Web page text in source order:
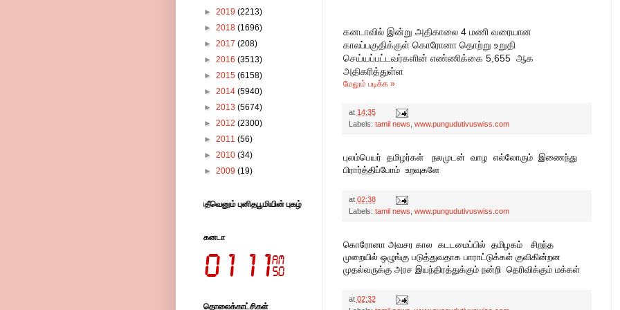
கனடாவில் இன்று அதிகாலை 4 மணி வரையான
காலப்பகுதிக்குள் கொரோனா தொற்று உறுதி
செய்யப்பட்டவர்களின் எண்ணிக்கை 5,655  ஆக
அதிகரித்துள்ள
மேலும் படிக்க »
at 14:35
Labels: tamil news www.pungudutivuswiss.com
புலம்பெயர் தமிழர்கள் நலமுடன் வாழ எல்லோரும் இணைந்து
பிரார்த்திப்போம் உறவுகளே
at 02:38
Labels: tamil news www.pungudutivuswiss.com
கொரோனா அவசர கால கடடமைப்பில் தமிழகம் சிறந்த
முறையில் ஒழுங்கு படுத்துவதாக பாராட்டுக்கள் குவிகின்றன
முதல்வருக்கு அரச இயந்திரத்துக்கும் நன்றி தெரிவிக்கும் மக்கள்
at 02:32
► 2019 (2213)
► 2018 (1696)
► 2017 (208)
► 2016 (3513)
► 2015 (6158)
► 2014 (5940)
► 2013 (5674)
► 2012 (2300)
► 2011 (56)
► 2010 (34)
► 2009 (19)
புங்குடுதீவெனும் புனிதபூமியின் புகழ் பரப்பும் பேரிணையம் இது -புங்குடுதீவின் வரலாறு , தகவல்கள், படங்கள், காணொளிகள்,ஆவணங்கள்-
கனடா
தொலைக்காட்சிகள்